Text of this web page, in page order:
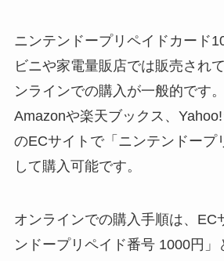
ニンテンドープリペイドカード
ビニや家電量販店では販売され
ンラインでの購入が一般的です
Amazonや楽天ブックス、
のECサイトで「ニンテンドープ
して購入可能です。
オンラインでの購入手順は、EC
ンドープリペイド番号 1000円